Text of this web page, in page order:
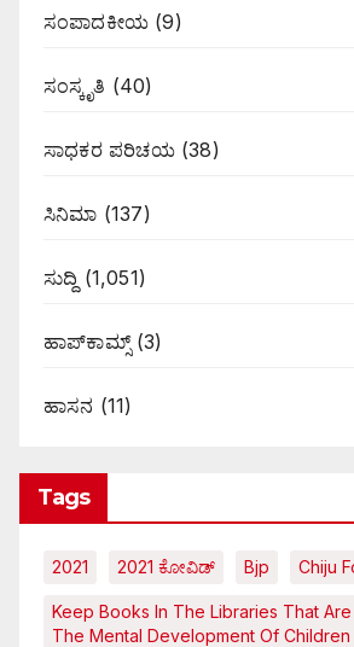
ಸಂಪಾದಕೀಯ (9)
ಸಂಸ್ಕೃತಿ (40)
ಸಾಧಕರ ಪರಿಚಯ(38)
ಸಿನಿಮಾ (137)
ಸುದ್ದಿ (1,051)
ಹಾಪ್‌ಕಾಮ್ಸ್‌(3)
ಹಾಸನ (11)
Tags
2021 2021 ಕೋವಿಡ್‌ Bjp Chiju
Keep Books In The Libraries That
The Mental Development Of Children